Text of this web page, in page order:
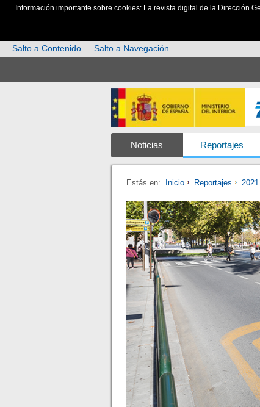
Información importante sobre cookies: La revista digital de la Dirección
Salto a Contenido
Salto a Navegación
Noticias Reportajes
Estás en: Inicio Reportajes 2021